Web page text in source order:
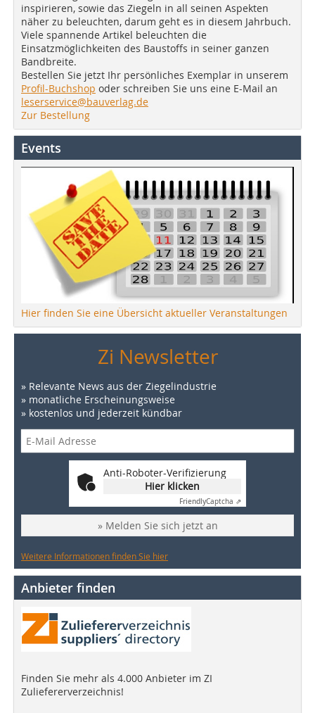
inspirieren, sowie das Ziegeln in all seinen Aspekten
näher zu beleuchten, darum geht es in diesem Jahrbuch.
Viele spannende Artikel beleuchten die
Einsatzmöglichkeiten des Baustoffs in seiner ganzen
Bandbreite.
Bestellen Sie jetzt Ihr persönliches Exemplar in unserem
Profil-Buchshop oder schreiben Sie uns eine E-Mail an
leserservice@bauverlag.de
Zur Bestellung
Events
Hier finden Sie eine Übersicht aktueller Veranstaltungen
Zi Newsletter
» Relevante News aus der Ziegelindustrie
» monatliche Erscheinungsweise
» kostenlos und jederzeit kündbar
Anti-Roboter-Verifizierung
Hier klicken
FriendlyCaptcha ⇗
» Melden Sie sich jetzt an
Weitere Informationen finden Sie hier
Anbieter finden
Finden Sie mehr als 4.000 Anbieter im ZI
Zuliefererverzeichnis!